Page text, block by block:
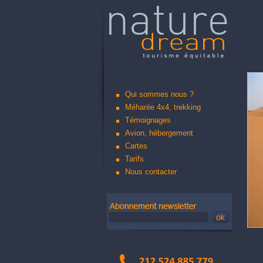
Qui sommes nous ?
Méharée 4x4, trekking
Témoignages
Avion, hébergement
Cartes
Tarifs
Nous contacter